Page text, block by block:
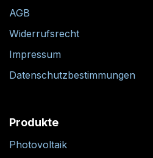
AGB
Widerrufsrecht
Impressum
Datenschutzbestimmungen
Produkte
Photovoltaik